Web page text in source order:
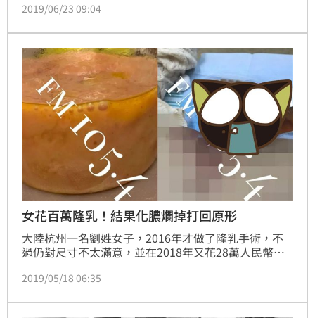
後，下體沒有大礙，也不需切除，目前已回家休養。
2019/06/23 09:04
女花百萬隆乳！結果化膿爛掉打回原形
大陸杭州一名劉姓女子，2016年才做了隆乳手術，不
過仍對尺寸不太滿意，並在2018年又花28萬人民幣
過２次手術，卻讓劉女胸部遭到感染，甚至流出大量黃
到「飛機場」。
2019/05/18 06:35